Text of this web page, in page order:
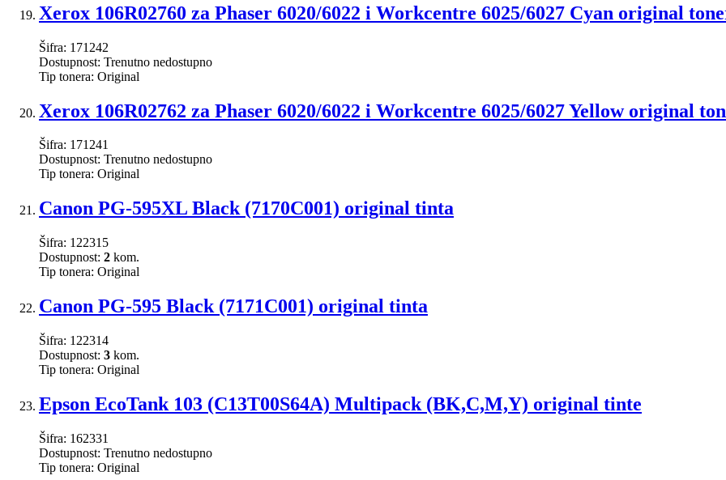
Xerox 106R02760 za Phaser 6020/6022 i Workcentre 6025/6027 Cyan original
Šifra: 171242
Dostupnost: Trenutno nedostupno
Tip tonera: Original
Xerox 106R02762 za Phaser 6020/6022 i Workcentre 6025/6027 Yellow original
Šifra: 171241
Dostupnost: Trenutno nedostupno
Tip tonera: Original
Canon PG-595XL Black (7170C001) original tinta
Šifra: 122315
Dostupnost: 2 kom.
Tip tonera: Original
Canon PG-595 Black (7171C001) original tinta
Šifra: 122314
Dostupnost: 3 kom.
Tip tonera: Original
Epson EcoTank 103 (C13T00S64A) Multipack (BK,C,M,Y) original tinte
Šifra: 162331
Dostupnost: Trenutno nedostupno
Tip tonera: Original